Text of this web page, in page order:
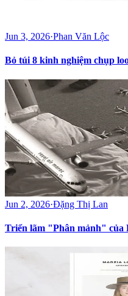
Jun 3, 2026·Phan Văn Lộc
Bỏ túi 8 kinh nghiệm chụp
Jun 2, 2026·Đặng Thị Lan
Triển lãm "Phân mảnh" của